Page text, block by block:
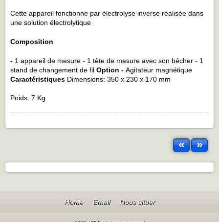
Cette appareil fonctionne par électrolyse inverse réalisée dans
une solution électrolytique
Composition
- 1 appareil de mesure - 1 tête de mesure avec son bécher - 1
stand de changement de fil Option - Agitateur magnétique
Caractéristiques Dimensions: 350 x 230 x 170 mm
Poids: 7 Kg
« »
Home Email Nous situer